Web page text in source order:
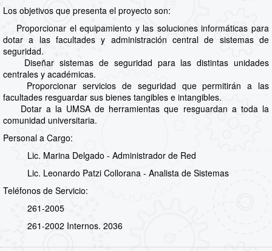
Los objetivos que presenta el proyecto son:
Proporcionar el equipamiento y las soluciones informáticas para
dotar a las facultades y administración central de sistemas de
seguridad.
Diseñar sistemas de seguridad para las distintas unidades
centrales y académicas.
Proporcionar servicios de seguridad que permitirán a las
facultades resguardar sus bienes tangibles e intangibles.
Dotar a la UMSA de herramientas que resguardan a toda la
comunidad universitaria.
Personal a Cargo:
Lic. Marina Delgado - Administrador de Red
Lic. Leonardo Patzi Collorana - Analista de Sistemas
Teléfonos de Servicio:
261-2005
261-2002 Internos. 2036